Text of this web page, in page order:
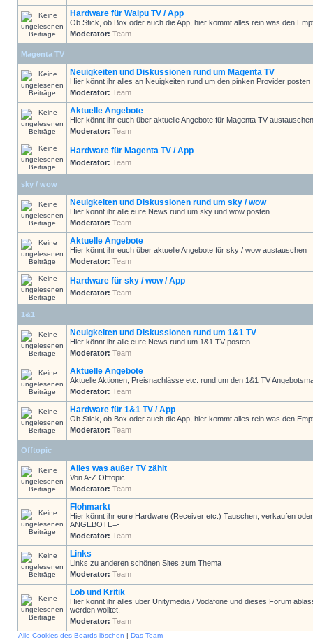
Hardware für Waipu TV / App
Ob Stick, ob Box oder auch die App, hier kommt alles rein was den
Moderator: Team
Magenta TV
Neuigkeiten und Diskussionen rund um Magenta TV
Hier könnt ihr alles an Neuigkeiten rund um den pinken Provider posten
Moderator: Team
Aktuelle Angebote
Hier könnt ihr euch über aktuelle Angebote für Magenta TV austauschen
Moderator: Team
Hardware für Magenta TV / App
Moderator: Team
sky / wow
Neuigkeiten und Diskussionen rund um sky / wow
Hier könnt ihr alle eure News rund um sky und wow posten
Moderator: Team
Aktuelle Angebote
Hier könnt ihr euch über aktuelle Angebote für sky / wow austauschen
Moderator: Team
Hardware für sky / wow / App
Moderator: Team
1&1
Neuigkeiten und Diskussionen rund um 1&1 TV
Hier könnt ihr alle eure News rund um 1&1 TV posten
Moderator: Team
Aktuelle Angebote
Aktuelle Aktionen, Preisnachlässe etc. rund um den 1&1 TV
Moderator: Team
Hardware für 1&1 TV / App
Ob Stick, ob Box oder auch die App, hier kommt alles rein was den
Moderator: Team
Offtopic
Alles was außer TV zählt
Von A-Z Offtopic
Moderator: Team
Flohmarkt
Hier könnt ihr eure Hardware (Receiver etc.) Tauschen, verkaufen
ANGEBOTE=-
Moderator: Team
Links
Links zu anderen schönen Sites zum Thema
Moderator: Team
Lob und Kritik
Hier könnt ihr alles über Unitymedia / Vodafone und dieses Forum
werden wolltet.
Moderator: Team
Alle Cookies des Boards löschen | Das Team